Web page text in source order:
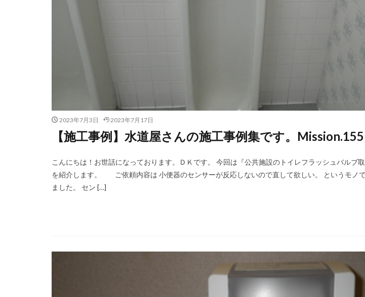
2023年7月3日 2023年7月17日
【施工事例】水道屋さんの施工事例集です。Mission.155
こんにちは！お世話になっております。ＤＫです。 今回は『公共施設のトイレフラッシュバルブ
を紹介します。 ご依頼内容は 小便器のセンサーが反応しないので直して欲しい。 というモ
ました。 セン […]